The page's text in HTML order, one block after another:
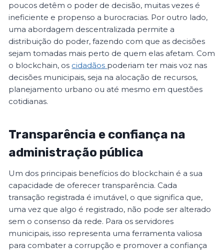
poucos detêm o poder de decisão, muitas vezes é
ineficiente e propenso a burocracias. Por outro lado,
uma abordagem descentralizada permite a
distribuição do poder, fazendo com que as decisões
sejam tomadas mais perto de quem elas afetam. Com
o blockchain, os cidadãos poderiam ter mais voz nas
decisões municipais, seja na alocação de recursos,
planejamento urbano ou até mesmo em questões
cotidianas.
Transparência e confiança na
administração pública
Um dos principais benefícios do blockchain é a sua
capacidade de oferecer transparência. Cada
transação registrada é imutável, o que significa que,
uma vez que algo é registrado, não pode ser alterado
sem o consenso da rede. Para os servidores
municipais, isso representa uma ferramenta valiosa
para combater a corrupção e promover a confiança